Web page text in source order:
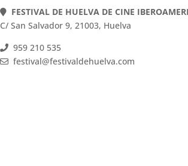
FESTIVAL DE HUELVA DE CINE
C/ San Salvador 9, 21003, Huelva
959 210 535
festival@festivaldehuelva.com